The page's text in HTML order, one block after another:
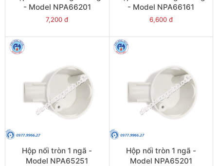
- Model NPA66201
7,200 đ
- Model NPA66161
6,600 đ
Hộp nối tròn 1 ngã -
Model NPA65251
Hộp nối tròn 1 ngã -
Model NPA65201